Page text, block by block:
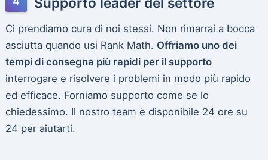
Ci prendiamo cura di noi stessi. Non rimarrai a bocca
asciutta quando usi Rank Math. Offriamo uno dei
tempi di consegna più rapidi per il supporto
interrogare e risolvere i problemi in modo più rapido
ed efficace. Forniamo supporto come se lo
chiedessimo. Il nostro team è disponibile 24 ore su
24 per aiutarti.